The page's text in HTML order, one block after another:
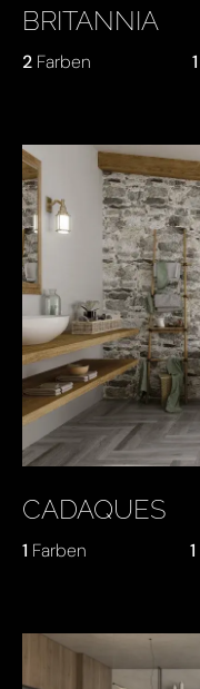
BRITANNIA
2 Farben 1
CADAQUES
1 Farben 1